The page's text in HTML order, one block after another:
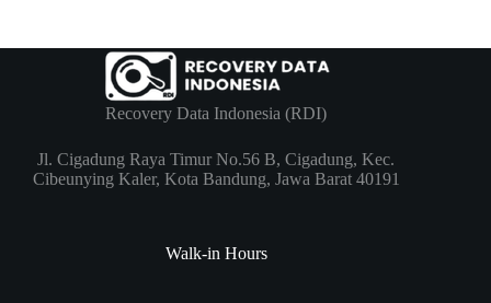
Recovery Data Indonesia (RDI)
Jl. Cigadung Raya Timur No.56 B, Cigadung, Kec.
Cibeunying Kaler, Kota Bandung, Jawa Barat 40191
Walk-in Hours